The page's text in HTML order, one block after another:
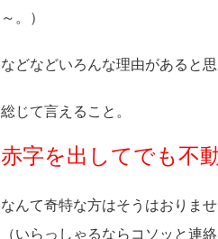
～。）
などなどいろんな理由があると思
総じて言えること。
赤字を出してでも不
なんて奇特な方はそうはおりませ
（いらっしゃるならコソッと連